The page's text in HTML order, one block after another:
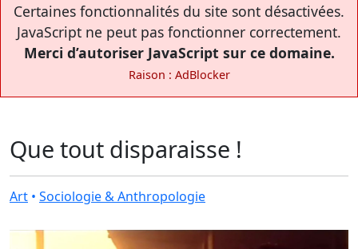
Certaines fonctionnalités du site sont désactivées.
JavaScript ne peut pas fonctionner correctement.
Merci d’autoriser JavaScript sur ce domaine.
Raison : AdBlocker
Que tout disparaisse !
Art • Sociologie & Anthropologie